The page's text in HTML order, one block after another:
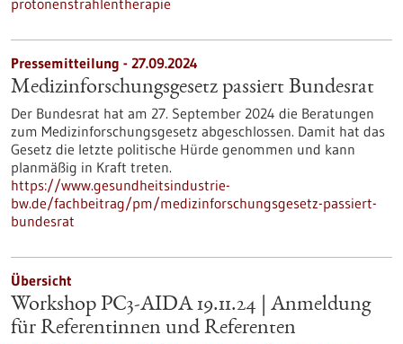
protonenstrahlentherapie
Pressemitteilung - 27.09.2024
Medizinforschungsgesetz passiert Bundesrat
Der Bundesrat hat am 27. September 2024 die Beratungen
zum Medizinforschungsgesetz abgeschlossen. Damit hat das
Gesetz die letzte politische Hürde genommen und kann
planmäßig in Kraft treten.
https://www.gesundheitsindustrie-
bw.de/fachbeitrag/pm/medizinforschungsgesetz-passiert-
bundesrat
Übersicht
Workshop PC3-AIDA 19.11.24 | Anmeldung
für Referentinnen und Referenten